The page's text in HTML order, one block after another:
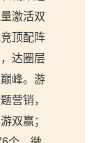
激活双
顶配阵
达圈层
峰。游
营销，
双赢；